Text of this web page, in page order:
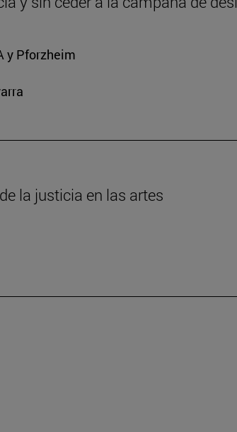
y Pforzheim
la justicia en las artes